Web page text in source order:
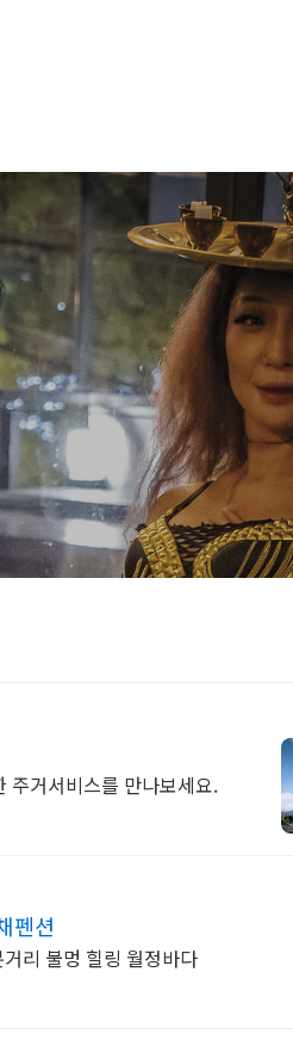
주거서비스를 만나보세요.
펜션
리 불멍 힐링 월정바다